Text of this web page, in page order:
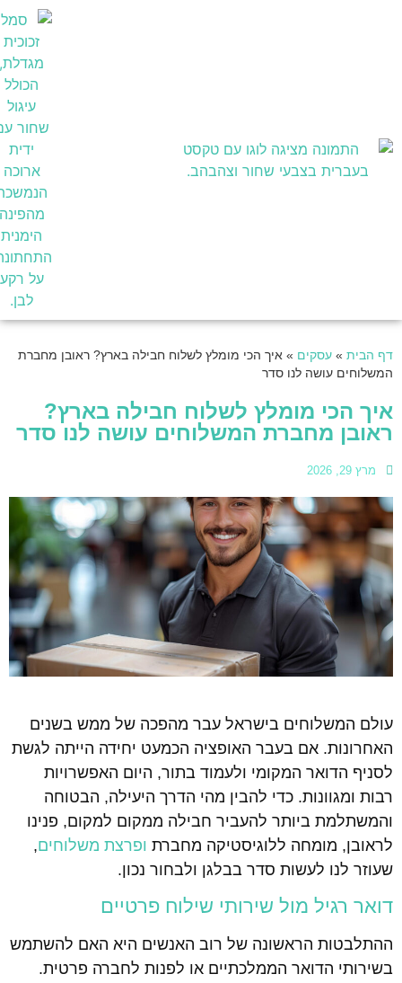
דף הבית»עסקים»איך הכי מומלץ לשלוח חבילה בארץ? ראובן מחברת
המשלוחים עושה לנו סדר
איך הכי מומלץ לשלוח חבילה בארץ?
ראובן מחברת המשלוחים עושה לנו סדר
מרץ 29, 2026
עולם המשלוחים בישראל עבר מהפכה של ממש בשנים
האחרונות. אם בעבר האופציה הכמעט יחידה הייתה לגשת
לסניף הדואר המקומי ולעמוד בתור, היום האפשרויות
רבות ומגוונות. כדי להבין מהי הדרך היעילה, הבטוחה
והמשתלמת ביותר להעביר חבילה ממקום למקום, פנינו
לראובן, מומחה ללוגיסטיקה מחברתופרצת משלוחים,
שעוזר לנו לעשות סדר בבלגן ולבחור נכון.
דואר רגיל מול שירותי שילוח פרטיים
ההתלבטות הראשונה של רוב האנשים היא האם להשתמש
בשירותי הדואר הממלכתיים או לפנות לחברה פרטית.